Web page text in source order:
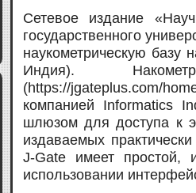
Сетевое издание
государственного
наукометрическую базу
Индия).
(https://
компанией Informatics
шлюзом для доступа к
издаваемых
J-Gate имеет простой,
использовании